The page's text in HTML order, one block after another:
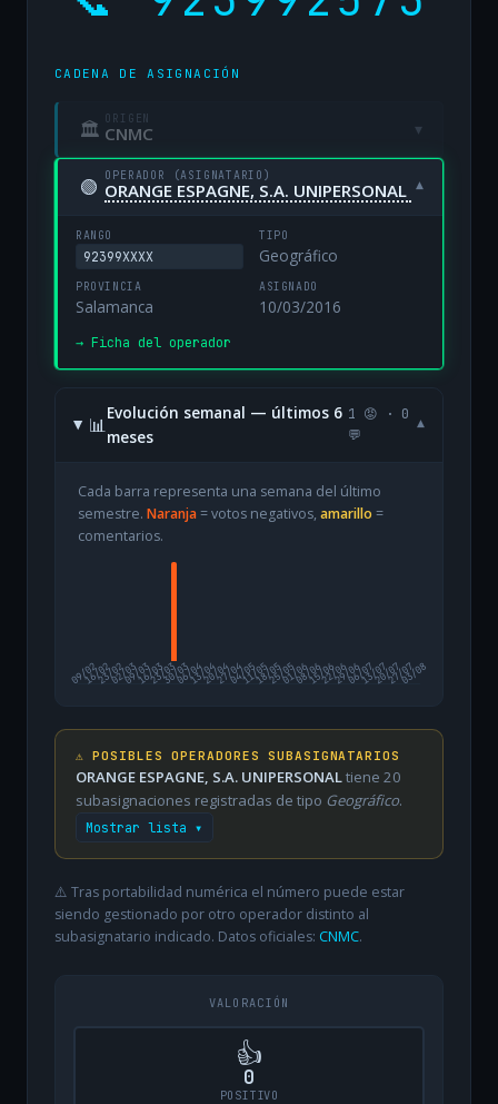
CADENA DE ASIGNACIÓN
🏛 ORIGEN
CNMC ▾
🟢 OPERADOR (ASIGNATARIO)
ORANGE ESPAGNE, S.A. UNIPERSONAL ▾
RANGO
92399XXXX
TIPO
Geográfico
PROVINCIA
Salamanca
ASIGNADO
10/03/2016
→ Ficha del operador
📊
Evolución semanal — últimos 6
meses
1 😡 · 0
💬
▾
Cada barra representa una semana del último
semestre. Naranja= votos negativos, amarillo =
comentarios.
09/02
16/0223/0202/0309/0316/0323/0330/0306/0413/0420/0427/0404/0511/0518/0525/0501/0608/0615/0622/0629/0606/0713/0720/0727/07
03/08
⚠️ POSIBLES OPERADORES SUBASIGNATARIOS
ORANGE ESPAGNE, S.A. UNIPERSONALtiene 20
subasignaciones registradas de tipo Geográfico.
Mostrar lista ▾
⚠️ Tras portabilidad numérica el número puede estar
siendo gestionado por otro operador distinto al
subasignatario indicado. Datos oficiales: CNMC.
VALORACIÓN
👍
0
POSITIVO